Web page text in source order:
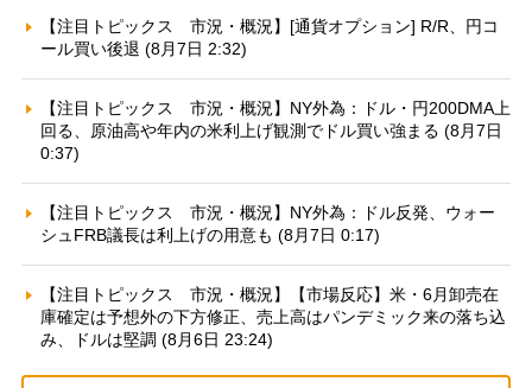
【注目トピックス 市況・概況】[通貨オプション] R/R、円コ
ール買い後退 (8月7日 2:32)
【注目トピックス 市況・概況】NY外為：ドル・円200DMA上
回る、原油高や年内の米利上げ観測でドル買い強まる (8月7日
0:37)
【注目トピックス 市況・概況】NY外為：ドル反発、ウォー
シュFRB議長は利上げの用意も (8月7日 0:17)
【注目トピックス 市況・概況】【市場反応】米・6月卸売在
庫確定は予想外の下方修正、売上高はパンデミック来の落ち込
み、ドルは堅調 (8月6日 23:24)